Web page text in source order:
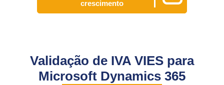
crescimento
Validação de IVA VIES para
Microsoft Dynamics 365